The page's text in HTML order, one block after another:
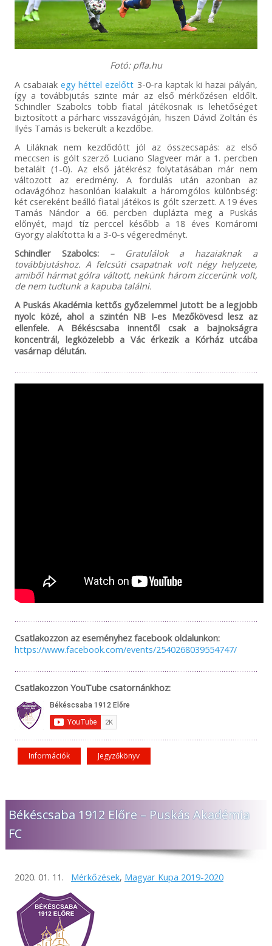
Fotó: pfla.hu
A csabaiakegy héttel ezelőtt 3-0-ra kaptak ki hazai pályán,
így a továbbjutás szinte már az első mérkőzésen eldőlt.
Schindler Szabolcs több fiatal játékosnak is lehetőséget
biztosított a párharc visszavágóján, hiszen Dávid Zoltán és
Ilyés Tamás is bekerült a kezdőbe.
A Liláknak nem kezdődött jól az összecsapás: az első
meccsen is gólt szerző Luciano Slagveer már a 1. percben
betalált (1-0). Az első játékrész folytatásában már nem
változott az eredmény. A fordulás után azonban az
odavágóhoz hasonlóan kialakult a háromgólos különbség:
két csereként beálló fiatal játékos is gólt szerzett. A 19 éves
Tamás Nándor a 66. percben duplázta meg a Puskás
előnyét, majd tíz perccel később a 18 éves Komáromi
György alakította ki a 3-0-s végeredményt.
Schindler Szabolcs:
– Gratulálok a hazaiaknak a
továbbjutáshoz. A felcsúti csapatnak volt négy helyzete,
amiből hármat gólra váltott, nekünk három ziccerünk volt,
de nem tudtunk a kapuba találni.
A Puskás Akadémia kettős győzelemmel jutott be a legjobb
nyolc közé, ahol a szintén NB I-es Mezőkövesd lesz az
ellenfele. A Békéscsaba innentől csak a bajnokságra
koncentrál, legközelebb a Vác érkezik a Kórház utcába
vasárnap délután.
Csatlakozzon az eseményhez facebook oldalunkon:
https://www.facebook.com/events/2540268039554747/
Csatlakozzon YouTube csatornánkhoz:
Információk Jegyzőkönyv
Békéscsaba 1912 Előre – Puskás Akadémia
FC
2020. 01. 11. Mérkőzések, Magyar Kupa 2019-2020